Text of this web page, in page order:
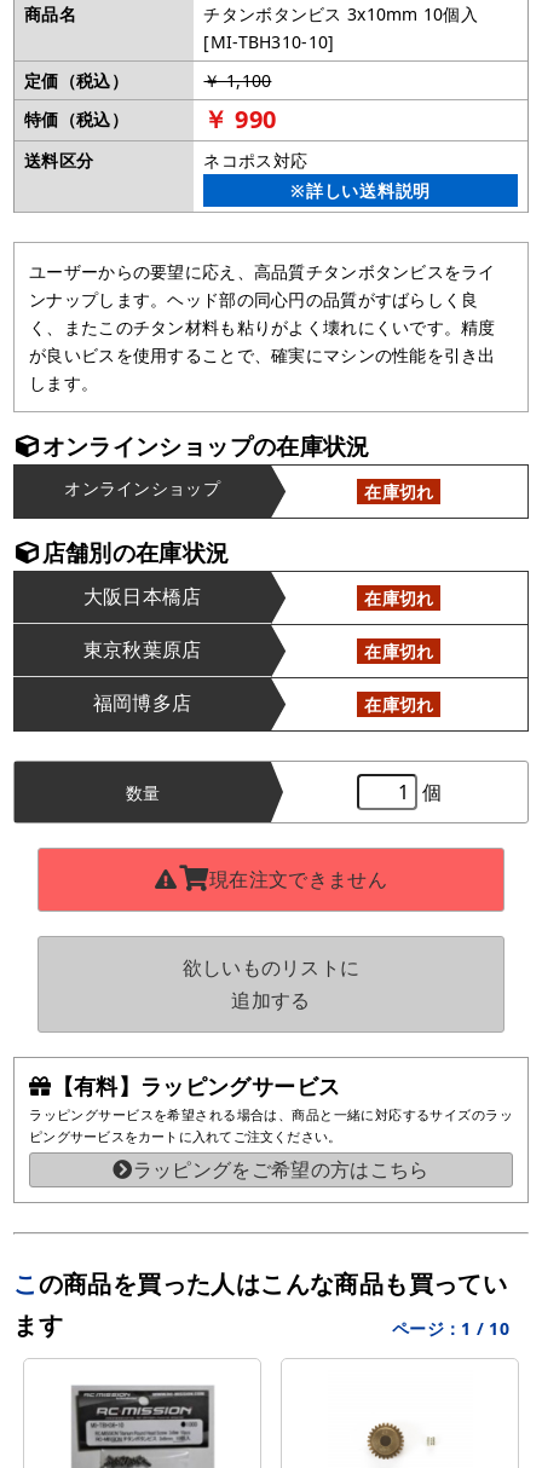
商品名
チタンボタンビス 3x10mm 10個入
[MI-TBH310-10]
定価（税込）
￥ 1,100
特価（税込）
￥ 990
送料区分
ネコポス対応
※詳しい送料説明
ユーザーからの要望に応え、高品質チタンボタンビスをライ
ンナップします。ヘッド部の同心円の品質がすばらしく良
く、またこのチタン材料も粘りがよく壊れにくいです。精度
が良いビスを使用することで、確実にマシンの性能を引き出
します。
オンラインショップの在庫状況
オンラインショップ 在庫切れ
店舗別の在庫状況
大阪日本橋店 在庫切れ
東京秋葉原店 在庫切れ
福岡博多店 在庫切れ
【有料】ラッピングサービス
ラッピングサービスを希望される場合は、商品と一緒に対応するサイズのラッ
ピングサービスをカートに入れてご注文ください。
ラッピングをご希望の方はこちら
数量 個
現在注文できません
欲しいものリストに
追加する
この商品を買った人はこんな商品も買ってい
ます
ページ： 1 / 10